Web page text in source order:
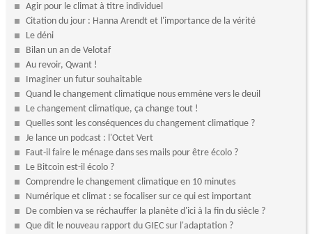
Agir pour le climat à titre individuel
Citation du jour : Hanna Arendt et l'importance de la vérité
Le déni
Bilan un an de Velotaf
Au revoir, Qwant !
Imaginer un futur souhaitable
Quand le changement climatique nous emmène vers le deuil
Le changement climatique, ça change tout !
Quelles sont les conséquences du changement climatique ?
Je lance un podcast : l'Octet Vert
Faut-il faire le ménage dans ses mails pour être écolo ?
Le Bitcoin est-il écolo ?
Comprendre le changement climatique en 10 minutes
Numérique et climat : se focaliser sur ce qui est important
De combien va se réchauffer la planète d'ici à la fin du siècle ?
Que dit le nouveau rapport du GIEC sur l'adaptation ?